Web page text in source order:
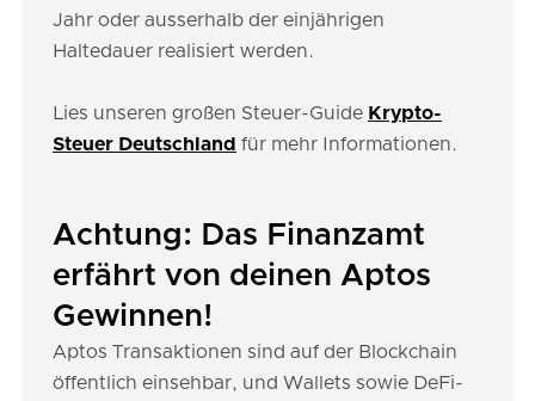
Jahr oder ausserhalb der einjährigen
Haltedauer realisiert werden.
Lies unseren großen Steuer-Guide Krypto-
Steuer Deutschland für mehr Informationen.
Achtung: Das Finanzamt
erfährt von deinen Aptos
Gewinnen!
Aptos Transaktionen sind auf der Blockchain
öffentlich einsehbar, und Wallets sowie DeFi-